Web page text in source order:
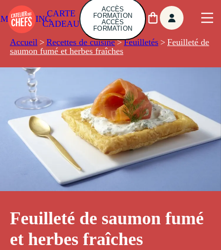
CARTE
CADEAU
ACCÈS
FORMATION
ACCÈS
FORMATION
Accueil > Recettes de cuisine > Feuilletés > Feuilleté de
saumon fumé et herbes fraîches
Feuilleté de saumon fumé
et herbes fraîches